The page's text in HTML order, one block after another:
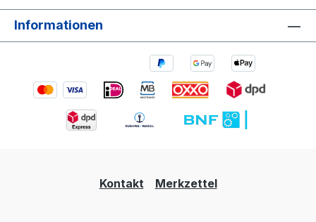
Informationen
Kontakt Merkzettel